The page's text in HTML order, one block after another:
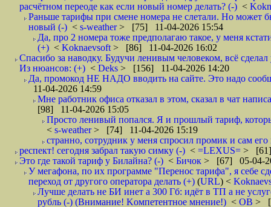
расчётном переоде как если новый номер делать? (-) <
Раньше тарифы при смене номера не слетали. Но может
новый (-) < s-weather> [75] 11-04-2026 15:54
Да, про 2 номера тоже предполагаю такое, у меня
(+) < Koknaevsoft > [86] 11-04-2026 16:02
Спасибо за наводку. Будучи ленивым человеком, всё
Из нюансов: (+) < Deks > [156] 11-04-2026 14:20
Да, промокод НЕ НАДО вводить на сайте. Это надо
11-04-2026 14:59
Мне работник офиса отказал в этом, сказал в чат
[98] 11-04-2026 15:05
Просто ленивый попался. Я и прошлый тариф,
< s-weather> [74] 11-04-2026 15:19
странно, сотрудник у меня спросил промик и сам
респект! сегодня забрал такую симку (-) < =LEXUS= > [61]
Это где такой тариф у Билайна? (-) < Бичок > [67] 05-04-
У мегафона, по их программе "Перенос тарифа", я себе
переход от другого оператора делать (+) (URL) <
Лучше делать не БИ инет а 300 Гб: идёт в ТП а не
рубль (-) (Внимание! Kомпетентное мнение!) < ОВ >